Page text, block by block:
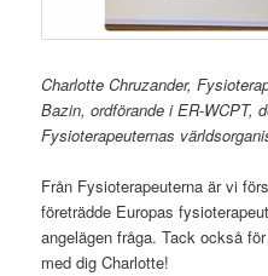
Charlotte Chruzander,
Bazin, ordförande i ER-WCPT,
Fysioterapeuternas
Från Fysioterapeuterna är vi
företrädde Europas
angelägen fråga. Tack också
med dig Charlotte!